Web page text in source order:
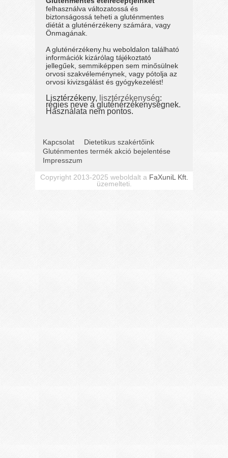
felhasználva változatossá és
biztonságossá teheti a gluténmentes
diétát a gluténérzékeny számára, vagy
Önmagának.
A gluténérzékeny.hu weboldalon található
információk kizárólag tájékoztató
jellegűek, semmiképpen sem minősülnek
orvosi szakvéleménynek, vagy pótolja az
orvosi kivizsgálást és gyógykezelést!
Lisztérzékeny, lisztérzékenység:
régies neve a gluténérzékenységnek.
Használata nem pontos.
Kapcsolat
Dietetikus szakértőink
Gluténmentes termék akció bejelentése
Impresszum
Copyright 2013-2025 weboldalt a FaXuniL Kft.
üzemelteti.